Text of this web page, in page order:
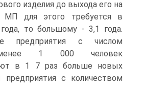
изделия до выхода его на
МП для этого требуется в
то большому - 3,1 года.
предприятия с числом
1 000 человек
в 1 7 раз больше новых
предприятия с количеством